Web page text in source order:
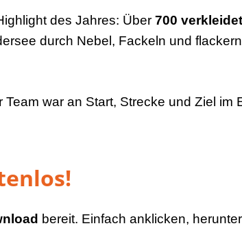
des Jahres: Über 700
durch Nebel, Fackeln und
war an Start, Strecke und Ziel im
bereit. Einfach anklicken,